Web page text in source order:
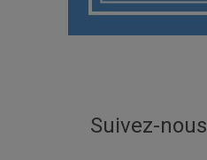
Suivez-nous